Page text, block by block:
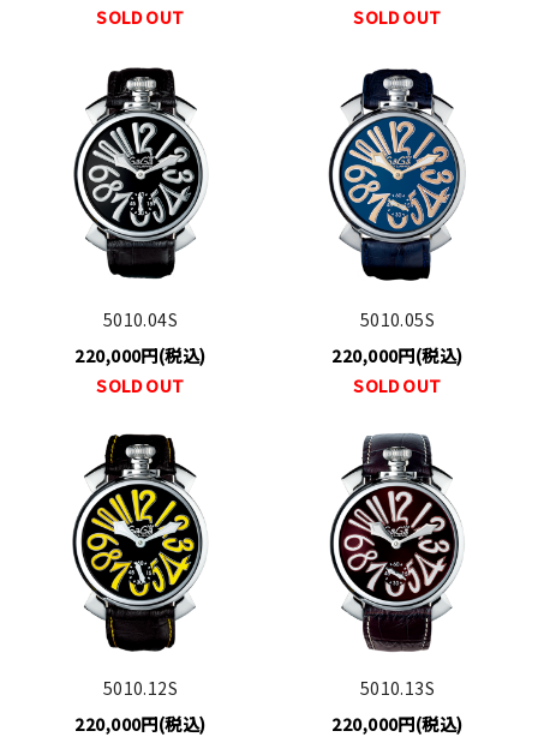
SOLD OUT
SOLD OUT
5010.04S
220,000円(税込)
SOLD OUT
5010.05S
220,000円(税込)
SOLD OUT
5010.12S
220,000円(税込)
5010.13S
220,000円(税込)